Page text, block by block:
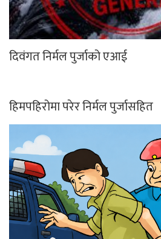
दिवंगत निर्मल पुर्जाको एआई
हिमपहिरोमा परेर निर्मल पुर्जासहित